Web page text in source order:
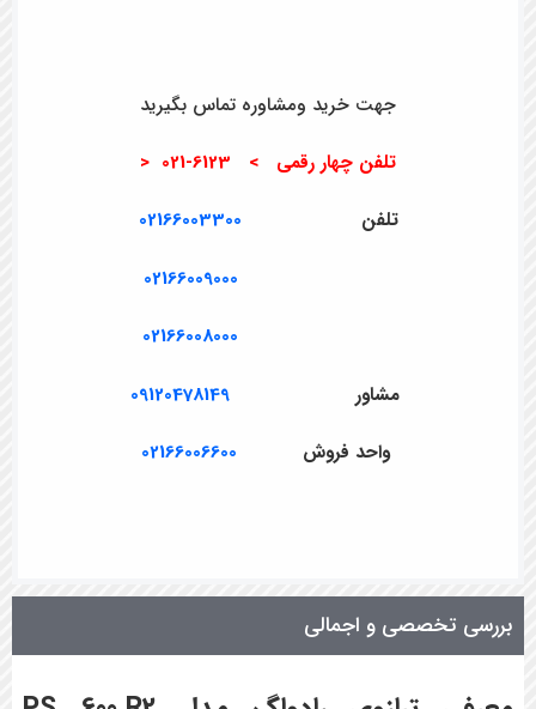
جهت خرید ومشاوره تماس بگیرید
تلفن چهار رقمی > 6123-021 <
تلفن 02166003300
02166009000
02166008000
مشاور 09120478149
واحد فروش 02166006600
بررسی تخصصی و اجمالی